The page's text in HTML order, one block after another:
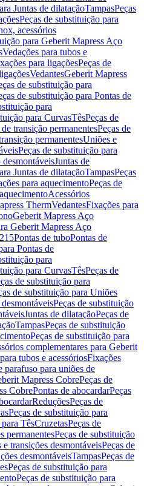
Juntas de dilataçãoTampasPeças
Peças de substituição para
acessórios
para Geberit Mapress Aço
Vedações para tubos e
para ligaçõesPeças de
VedantesGeberit Mapress
de substituição para
de substituição para Pontas de
para
para CurvasTêsPeças de
transição permanentesPeças de
permanentesUniões e
Peças de substituição para
desmontáveisJuntas de
Juntas de dilataçãoTampasPeças
para aquecimentoPeças de
Acessórios
ThermVedantesFixações para
Geberit Mapress Aço
Geberit Mapress Aço
Pontas de tuboPontas de
Pontas de
para
para CurvasTêsPeças de
de substituição para
de substituição para Uniões
Peças de substituição
Juntas de dilataçãoPeças de
TampasPeças de substituição
Peças de substituição para
complementares para Geberit
tubos e acessóriosFixações
parafuso para uniões de
Mapress CobrePeças de
CobrePontas de abocardarPeças
ReduçõesPeças de
Peças de substituição para
TêsCruzetasPeças de
permanentesPeças de substituição
e transições desmontáveisPeças de
desmontáveisTampasPeças de
Peças de substituição para
Peças de substituição para